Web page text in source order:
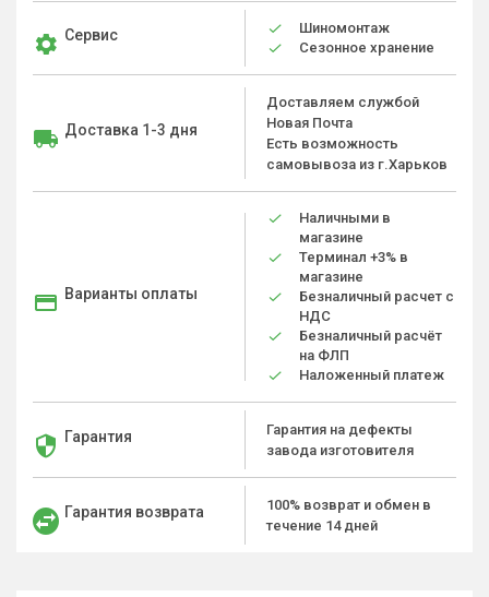
Сервис
Шиномонтаж
Сезонное хранение
Доставка 1-3 дня
Доставляем службой
Новая Почта
Есть возможность
самовывоза из г.Харьков
Варианты оплаты
Наличными в
магазине
Терминал +3% в
магазине
Безналичный расчет с
НДС
Безналичный расчёт
на ФЛП
Наложенный платеж
Гарантия
Гарантия на дефекты
завода изготовителя
Гарантия возврата
100% возврат и обмен в
течение 14 дней